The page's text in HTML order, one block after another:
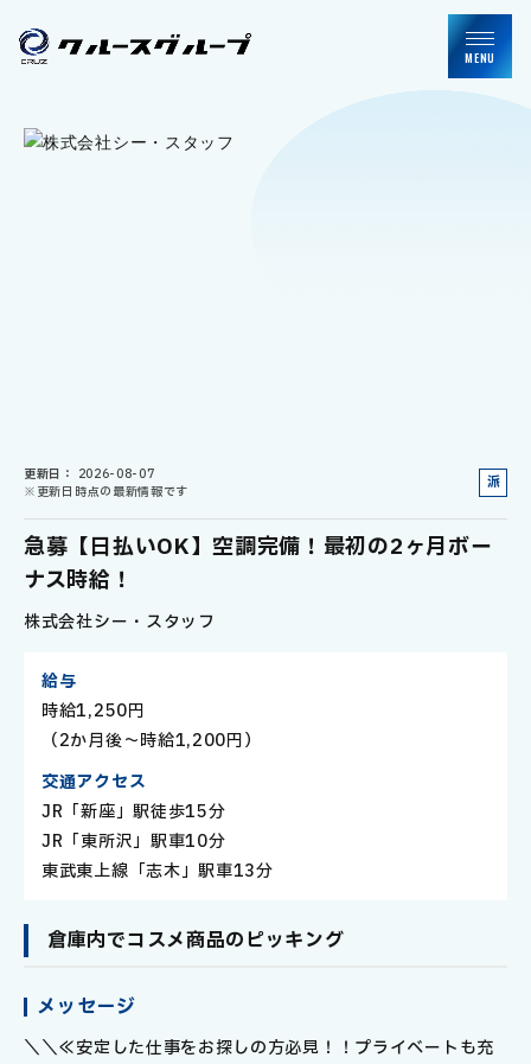
MENU
更新日
2026-08-07
※更新日時点の最新情報です
派
急募【日払いOK】空調完備！最初の2ヶ月ボー
ナス時給！
株式会社シー・スタッフ
給与
時給1,250円
（2か月後～時給1,200円）
交通アクセス
JR「新座」駅徒歩15分
JR「東所沢」駅車10分
東武東上線「志木」駅車13分
倉庫内でコスメ商品のピッキング
メッセージ
＼＼≪安定した仕事をお探しの方必見！！プライベートも充